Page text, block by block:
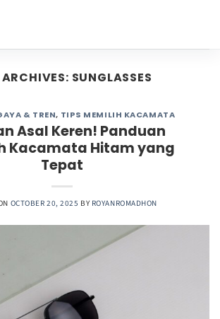
SUNGLASSES
& TREN, TIPS MEMILIH KACAMATA
Asal Keren! Panduan
Kacamata Hitam yang
Tepat
OCTOBER 20, 2025 BY ROYANROMADHON